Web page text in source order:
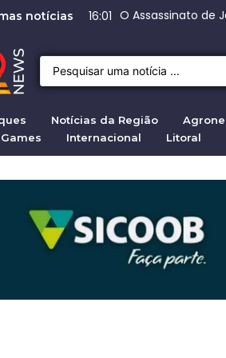
notícias 09:04 Range Rover
Justiça pela
Justiça para
Justiça pela
Quirno destaca
Notícias da Região
Games
Internacional Litoral